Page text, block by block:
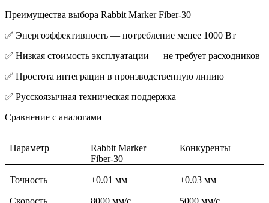
Преимущества выбора Rabbit Marker Fiber-30
✅ Энергоэффективность — потребление менее 1000 Вт
✅ Низкая стоимость эксплуатации — не требует расходников
✅ Простота интеграции в производственную линию
✅ Русскоязычная техническая поддержка
Сравнение с аналогами
Параметр
Rabbit Marker
Fiber-30
Конкуренты
Точность ±0.01 мм ±0.03 мм
Скорость 8000 мм/с 5000 мм/с